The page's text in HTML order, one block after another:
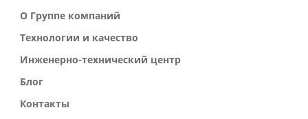
О Группе компаний
Технологии и качество
Инженерно-технический центр
Блог
Контакты